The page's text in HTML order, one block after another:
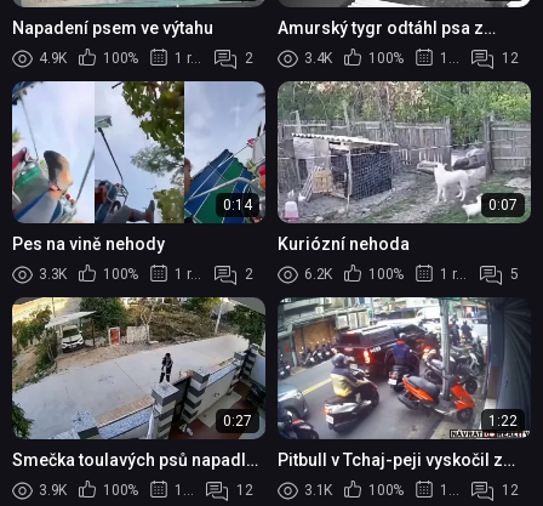
Napadení psem ve výtahu
4.9K 100% 1 rok 2
Amurský tygr odtáhl psa z
boudy
3.4K 100% 1 rok 12
0:14
Pes na vině nehody
3.3K 100% 1 rok 2
0:07
Kuriózní nehoda
6.2K 100% 1 rok 5
0:27
Smečka toulavých psů napadla
osmnáctiletou dívku v
3.9K 100% 1 rok 12
1:22
Pitbull v Tchaj-peji vyskočil z
auta a zaútočil na motorkáře
3.1K 100% 1 rok 12